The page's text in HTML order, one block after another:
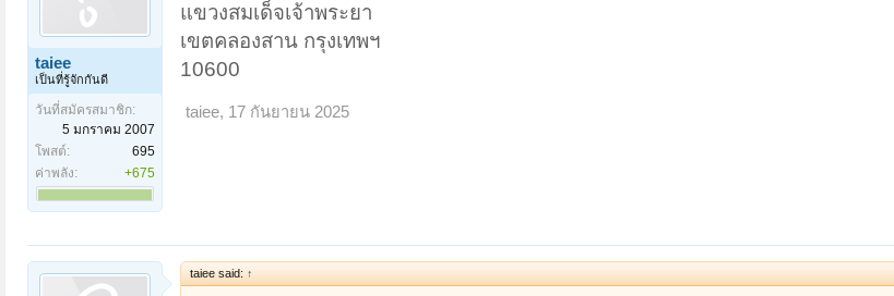
taiee
เป็นที่รู้จักกันดี
วันที่สมัครสมาชิก:
5 มกราคม 2007
โพสต์:
695
ค่าพลัง:
+675
แขวงสมเด็จเจ้าพระยา
เขตคลองสาน กรุงเทพฯ
10600
taiee, 17 กันยายน 2025
taiee said: ↑